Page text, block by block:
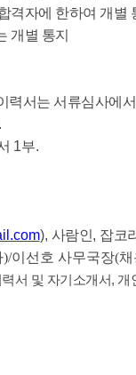
격자에 한하여 개별
개별 통지
력서는 서류심사에
.
1부.
), 사람인 , 잡코
)/이선호 사무국장(
서 및 자기소개서, 개